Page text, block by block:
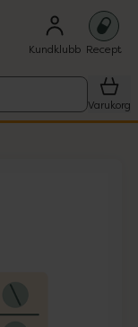
Kundklubb Recept
Varukorg